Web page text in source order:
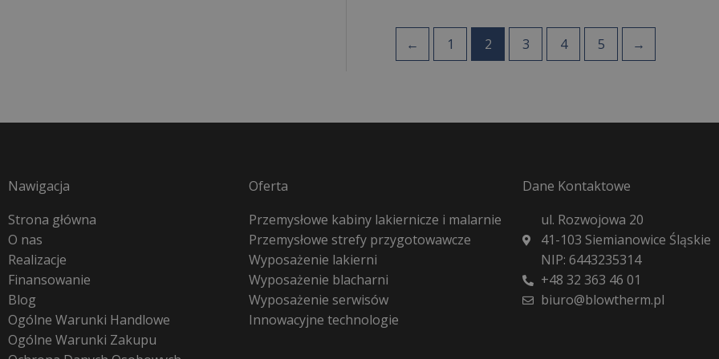
← 1 2 3 4 5 →
Nawigacja
Strona główna
O nas
Realizacje
Finansowanie
Blog
Ogólne Warunki Handlowe
Ogólne Warunki Zakupu
Oferta
Przemysłowe kabiny lakiernicze i malarnie
Przemysłowe strefy przygotowawcze
Wyposażenie lakierni
Wyposażenie blacharni
Wyposażenie serwisów
Innowacyjne technologie
Dane Kontaktowe
ul. Rozwojowa 20
41-103 Siemianowice Śląskie
NIP: 6443235314
+48 32 363 46 01
biuro@blowtherm.pl